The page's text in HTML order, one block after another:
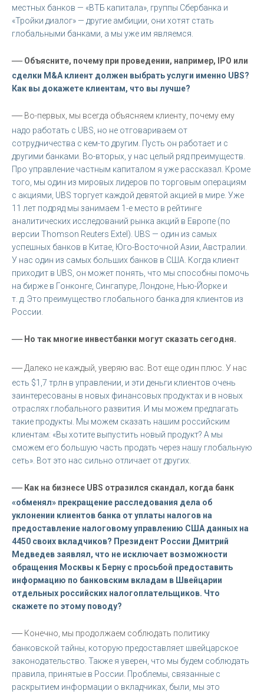
местных банков — «ВТБ капитала», группы Сбербанка и
«Тройки диалог» — другие амбиции, они хотят стать
глобальными банками, а мы уже им являемся.
— Объясните, почему при проведении, например, IPO или
сделки M&A клиент должен выбрать услуги именно UBS?
Как вы докажете клиентам, что вы лучше?
— Во-первых, мы всегда объясняем клиенту, почему ему
надо работать с UBS, но не отговариваем от
сотрудничества с кем-то другим. Пусть он работает и с
другими банками. Во-вторых, у нас целый ряд преимуществ.
Про управление частным капиталом я уже рассказал. Кроме
того, мы один из мировых лидеров по торговым операциям
с акциями, UBS торгует каждой девятой акцией в мире. Уже
11 лет подряд мы занимаем 1-е место в рейтинге
аналитических исследований рынка акций в Европе (по
версии Thomson Reuters Extel). UBS — один из самых
успешных банков в Китае, Юго-Восточной Азии, Австралии.
У нас один из самых больших банков в США. Когда клиент
приходит в UBS, он может понять, что мы способны помочь
на бирже в Гонконге, Сингапуре, Лондоне, Нью-Йорке и
т. д. Это преимущество глобального банка для клиентов из
России.
— Но так многие инвестбанки могут сказать сегодня.
— Далеко не каждый, уверяю вас. Вот еще один плюс. У нас
есть $1,7 трлн в управлении, и эти деньги клиентов очень
заинтересованы в новых финансовых продуктах и в новых
отраслях глобального развития. И мы можем предлагать
такие продукты. Мы можем сказать нашим российским
клиентам: «Вы хотите выпустить новый продукт? А мы
сможем его большую часть продать через нашу глобальную
сеть». Вот это нас сильно отличает от других.
— Как на бизнесе UBS отразился скандал, когда банк
«обменял» прекращение расследования дела об
уклонении клиентов банка от уплаты налогов на
предоставление налоговому управлению США данных на
4450 своих вкладчиков? Президент России Дмитрий
Медведев заявлял, что не исключает возможности
обращения Москвы к Берну с просьбой предоставить
информацию по банковским вкладам в Швейцарии
отдельных российских налогоплательщиков. Что
скажете по этому поводу?
— Конечно, мы продолжаем соблюдать политику
банковской тайны, которую предоставляет швейцарское
законодательство. Также я уверен, что мы будем соблюдать
правила, принятые в России. Проблемы, связанные с
раскрытием информации о вкладчиках, были, мы это